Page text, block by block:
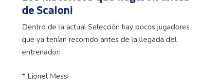
de Scaloni
Dentro de la actual Selección hay pocos jugadores
que ya tenían recorrido antes de la llegada del
entrenador:
* Lionel Messi